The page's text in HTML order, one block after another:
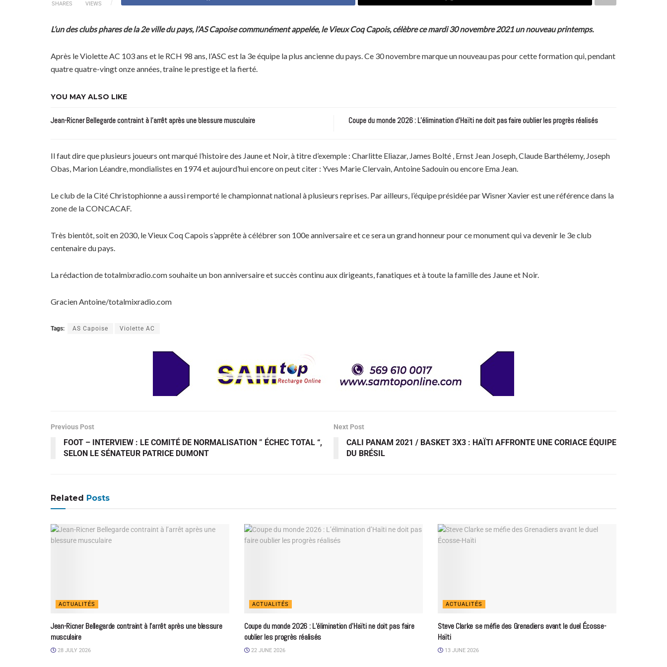
SHARES VIEWS
L’un des clubs phares de la 2e ville du pays, l’AS Capoise communément appelée, le Vieux Coq Capois, célèbre ce mardi 30 novembre 2021 un nouveau printemps.
Après le Violette AC 103 ans et le RCH 98 ans, l’ASC est la 3e équipe la plus ancienne du pays. Ce 30 novembre marque un nouveau pas pour cette formation qui, pendant
quatre quatre-vingt onze années, traîne le prestige et la fierté.
YOU MAY ALSO LIKE
Jean-Ricner Bellegarde contraint à l’arrêt après une blessure musculaire Coupe du monde 2026 : L’élimination d’Haïti ne doit pas faire oublier les progrès réalisés
Il faut dire que plusieurs joueurs ont marqué l’histoire des Jaune et Noir, à titre d’exemple : Charlitte Eliazar, James Bolté , Ernst Jean Joseph, Claude Barthélemy, Joseph
Obas, Marion Léandre, mondialistes en 1974 et aujourd’hui encore on peut citer : Yves Marie Clervain, Antoine Sadouin ou encore Ema Jean.
Le club de la Cité Christophionne a aussi remporté le championnat national à plusieurs reprises. Par ailleurs, l’équipe présidée par Wisner Xavier est une référence dans la
zone de la CONCACAF.
Très bientôt, soit en 2030, le Vieux Coq Capois s’apprête à célébrer son 100e anniversaire et ce sera un grand honneur pour ce monument qui va devenir le 3e club
centenaire du pays.
La rédaction de totalmixradio.com souhaite un bon anniversaire et succès continu aux dirigeants, fanatiques et à toute la famille des Jaune et Noir.
Gracien Antoine/totalmixradio.com
Tags: AS Capoise Violette AC
Previous Post
FOOT – INTERVIEW : LE COMITÉ DE NORMALISATION ” ÉCHEC TOTAL “,
SELON LE SÉNATEUR PATRICE DUMONT
Next Post
CALI PANAM 2021 / BASKET 3X3 : HAÏTI AFFRONTE UNE CORIACE ÉQUIPE
DU BRÉSIL
Related Posts
ACTUALITÉS
Jean-Ricner Bellegarde contraint à l’arrêt après une blessure
musculaire
28 JULY 2026
ACTUALITÉS
Coupe du monde 2026 : L’élimination d’Haïti ne doit pas faire
oublier les progrès réalisés
22 JUNE 2026
ACTUALITÉS
Steve Clarke se méfie des Grenadiers avant le duel Écosse-
Haïti
13 JUNE 2026